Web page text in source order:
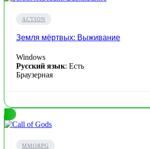
ACTION
Земля мёртвых: Выживание
Windows
Русский язык: Есть
Браузерная
MMORPG